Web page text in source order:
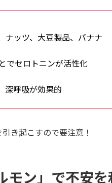
ナッツ、大豆製品、バナナ
でセロトニンが活性化
深呼吸が効果的
引き起こすので要注意！
ン」で不安を